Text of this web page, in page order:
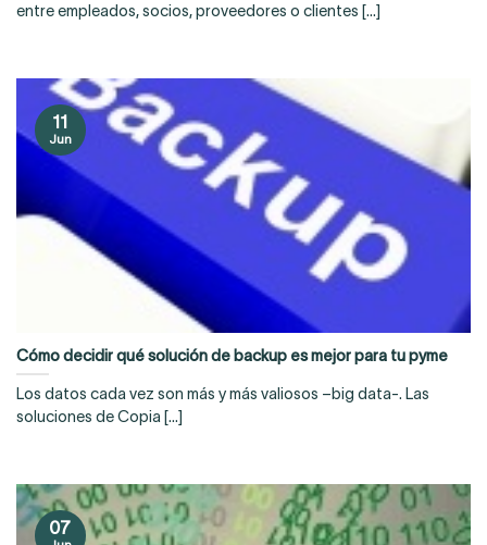
entre empleados, socios, proveedores o clientes [...]
Cómo decidir qué solución de backup es mejor para tu pyme
Los datos cada vez son más y más valiosos –big data-. Las
soluciones de Copia [...]
11
Jun
07